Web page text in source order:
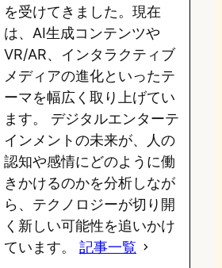
を受けてきました。現在
は、AI生成コンテンツや
VR/AR、インタラクティブ
メディアの進化といったテ
ーマを幅広く取り上げてい
ます。 デジタルエンターテ
インメントの未来が、人の
認知や感情にどのように働
きかけるのかを分析しなが
ら、テクノロジーが切り開
く新しい可能性を追いかけ
ています。 記事一覧